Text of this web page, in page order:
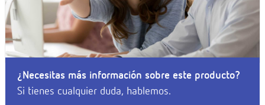
¿Necesitas más información sobre este producto?
Si tienes cualquier duda, hablemos.